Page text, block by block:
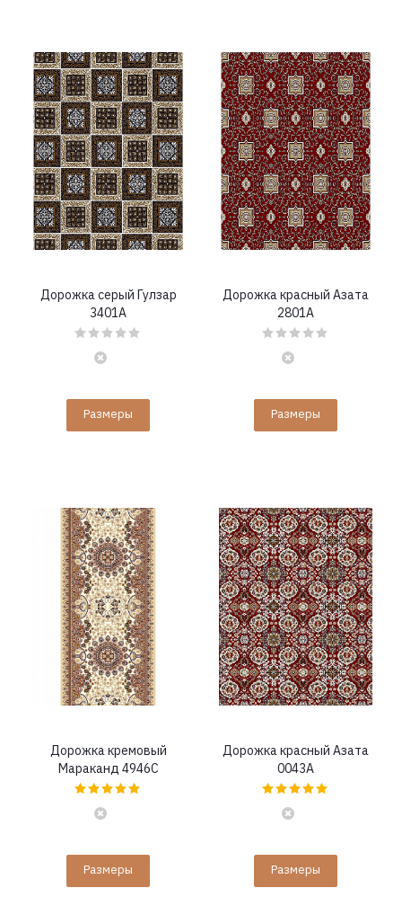
Дорожка серый Гулзар
3401A
Размеры
Дорожка красный Азата
2801A
Размеры
Дорожка кремовый
Мараканд 4946C
Размеры
Дорожка красный Азата
0043A
Размеры